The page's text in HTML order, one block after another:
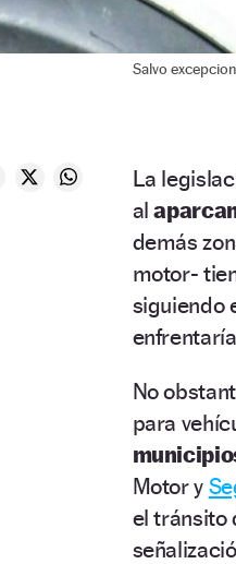
Salvo
La
al
demás
motor-
siguiendo
No
para
Motor y
el tránsito